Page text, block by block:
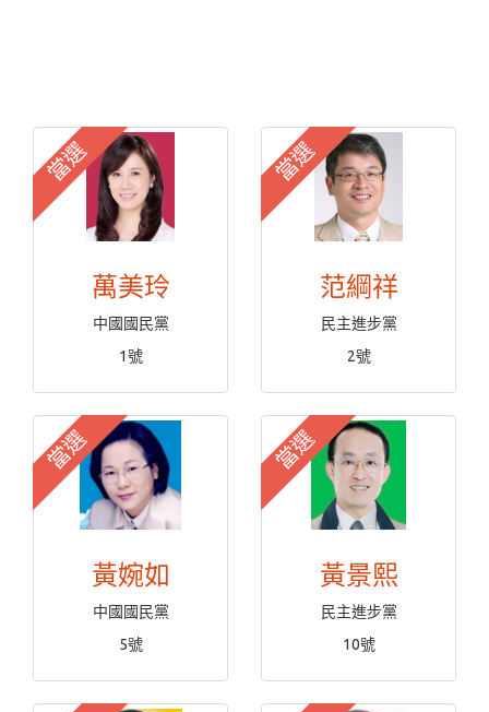
當選
萬美玲
中國國民黨
1號
當選
范綱祥
民主進步黨
2號
當選
黃婉如
中國國民黨
5號
當選
黃景熙
民主進步黨
10號